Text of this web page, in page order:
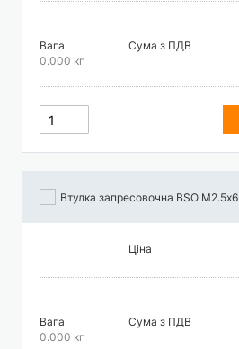
Вага
0.000 кг
Сума з ПДВ
Втулка запресовочна BSO М2.5х6
Ціна
Вага
0.000 кг
Сума з ПДВ